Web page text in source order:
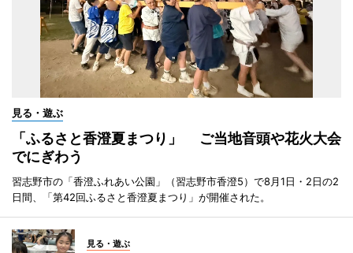
見る・遊ぶ
「ふるさと香澄夏まつり」 ご当地音頭や花火大会
でにぎわう
習志野市の「香澄ふれあい公園」（習志野市香澄5）で8月1日・2日の2
日間、「第42回ふるさと香澄夏まつり」が開催された。
見る・遊ぶ